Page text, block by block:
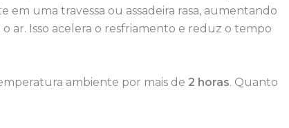
em uma travessa ou assadeira rasa, aumentando
ar. Isso acelera o resfriamento e reduz o tempo
ambiente por mais de 2 horas. Quanto